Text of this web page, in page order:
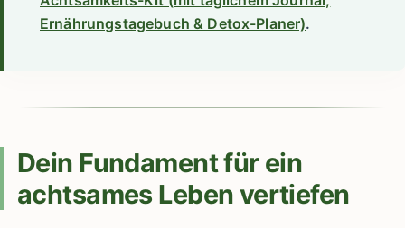
Ernährungstagebuch & Detox-Planer).
Dein Fundament für ein
achtsames Leben vertiefen